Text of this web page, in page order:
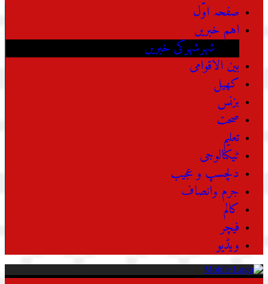
صفحہ اوّل
اہم خبریں
شہرشہرکی خبریں
بین الاقوامی
کھیل
بزنس
صحت
تعلیم
ٹیکنالوجی
دلچسپ و عجیب
جرم وانصاف
کالم
فیچر
ویڈیو